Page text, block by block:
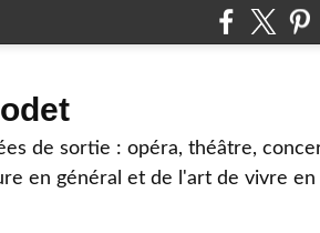
de sortie : opéra, théâtre,
en général et de l'art de vivre